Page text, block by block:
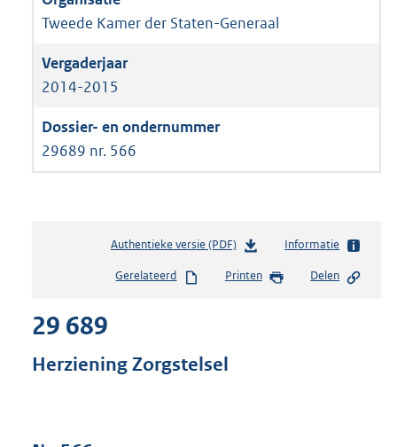
Tweede Kamer der Staten-Generaal
2014-2015
29689 nr. 566
Authentieke versie (PDF)b
s
Informatie
Gerelateerd Printen Delen
29 689
Herziening Zorgstelsel